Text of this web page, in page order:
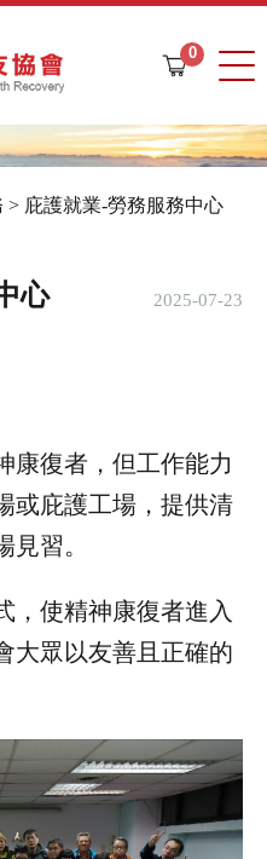
購
車
0
> 庇護就業-勞務服務中心
心 2025-07-23
康復者，但工作能力
或庇護工場，提供清
習。
，使精神康復者進入
大眾以友善且正確的